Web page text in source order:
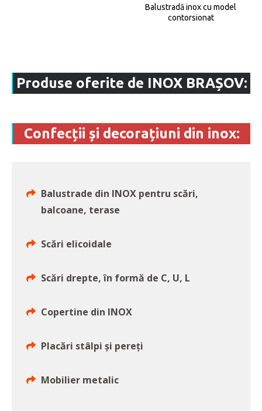
Balustradă inox cu model
contorsionat
Produse oferite de INOX BRAȘOV:
Confecții și decorațiuni din inox:
Balustrade din INOX pentru scări,
balcoane, terase
Scări elicoidale
Scări drepte, în formă de C, U, L
Copertine din INOX
Placări stâlpi și pereți
Mobilier metalic